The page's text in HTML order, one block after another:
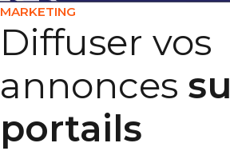
MARKETING
Diffuser vos
annonces
portails